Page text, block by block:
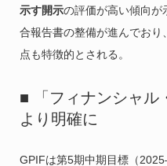
示す開示の評価が高い傾向が
合報告書の整備が進んでおり
点も特徴的とされる。
■ 「フィナンシャル
より明確に
GPIFは第5期中期目標（